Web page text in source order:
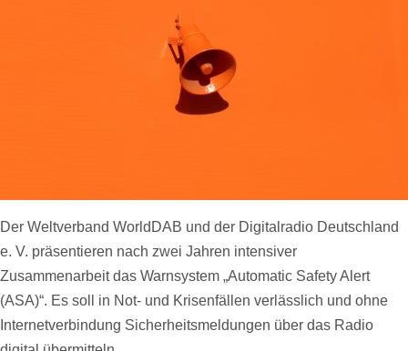
Der Weltverband WorldDAB und der Digitalradio Deutschland
e. V. präsentieren nach zwei Jahren intensiver
Zusammenarbeit das Warnsystem „Automatic Safety Alert
(ASA)“. Es soll in Not- und Krisenfällen verlässlich und ohne
Internetverbindung Sicherheitsmeldungen über das Radio